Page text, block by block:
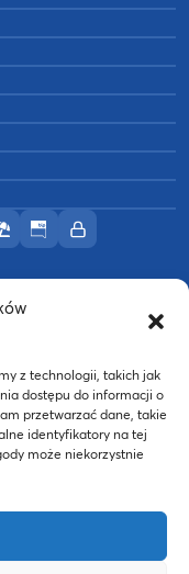
z technologii, takich jak
dostępu do informacji o
przetwarzać dane, takie
identyfikatory na tej
może niekorzystnie
Facebook
serwisie Instagram
w serwisie YouTube
Poznań w serwisie
AWF Poznań w
OśrodekBiuletynIntranet
w